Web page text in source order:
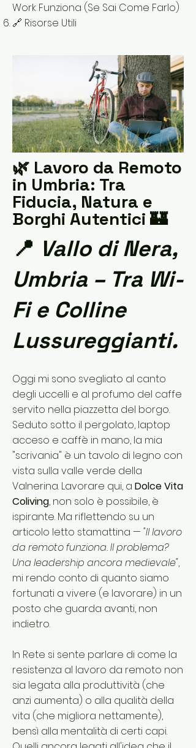
Work Funziona (Se Sai Come Farlo)
🔗 Risorse Utili
🌿 Lavoro da Remoto
in Umbria: Tra
Fiducia, Natura e
Borghi Autentici 🏰
📍 Vallo di Nera,
Umbria – Tra Wi-
Fi e Colline
Lussureggianti.
Oggi mi sono svegliato al canto
degli uccelli e al profumo del caffe
servito nella piazzetta del borgo.
Seduto sotto il pergolato, laptop
acceso e caffè in mano, la mia
"scrivania" è un tavolo di legno con
vista sulla valle verde della
Valnerina. Lavorare qui, a Dolce Vita
Coliving, non solo è possibile, è
ispirante. Ma riflettendo su un
articolo letto stamattina — "Il lavoro
da remoto funziona. Il problema?
Una leadership ancora medievale",
mi rendo conto di quanto siamo
fortunati a vivere (e lavorare) in un
posto che guarda avanti, non
indietro.
In Rete si sente parlare di come la
resistenza al lavoro da remoto non
sia legata alla produttività (che
anzi aumenta) o alla qualità della
vita (che migliora nettamente),
bensì alla mentalità di certi capi.